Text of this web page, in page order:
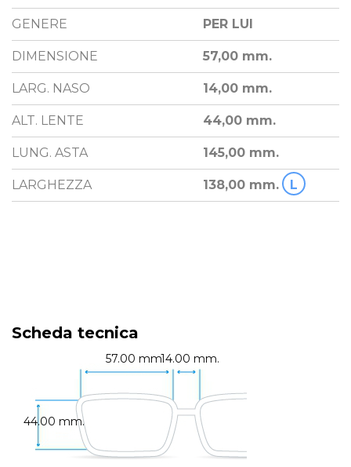
GENERE PER LUI
DIMENSIONE 57,00 mm.
LARG. NASO 14,00 mm.
ALT. LENTE 44,00 mm.
LUNG. ASTA 145,00 mm.
LARGHEZZA 138,00 mm. L
Scheda tecnica
57.00 mm.14.00 mm.
44.00 mm.